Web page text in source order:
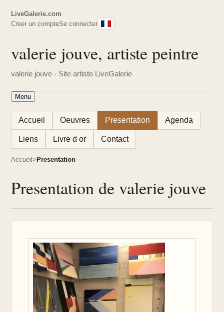
LiveGalerie.com
Creer un compteSe connecter
valerie jouve, artiste peintre
valerie jouve - Site artiste LiveGalerie
Menu
Accueil Oeuvres Presentation Agenda
Liens Livre d or Contact
Accueil Presentation
Presentation de valerie jouve